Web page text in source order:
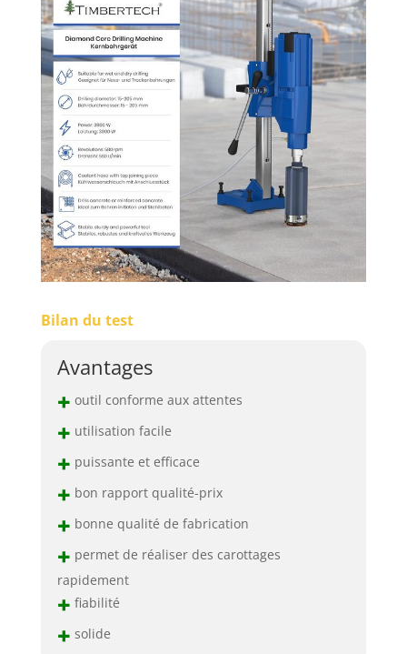
Bilan du test
Avantages
+ outil conforme aux attentes
+ utilisation facile
+ puissante et efficace
+ bon rapport qualité-prix
+ bonne qualité de fabrication
+ permet de réaliser des carottages
rapidement
+ fiabilité
+ solide